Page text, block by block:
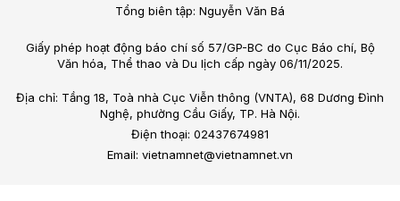
Tổng biên tập: Nguyễn Văn Bá
Giấy phép hoạt động báo chí số 57/GP-BC do Cục Báo chí, Bộ
Văn hóa, Thể thao và Du lịch cấp ngày 06/11/2025.
Địa chỉ: Tầng 18, Toà nhà Cục Viễn thông (VNTA), 68 Dương Đình
Nghệ, phường Cầu Giấy, TP. Hà Nội.
Điện thoại: 02437674981
Email: vietnamnet@vietnamnet.vn